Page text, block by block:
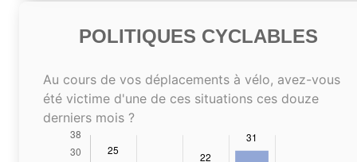
POLITIQUES CYCLABLES
Au cours de vos déplacements à vélo, avez-vous
été victime d'une de ces situations ces douze
derniers mois ?